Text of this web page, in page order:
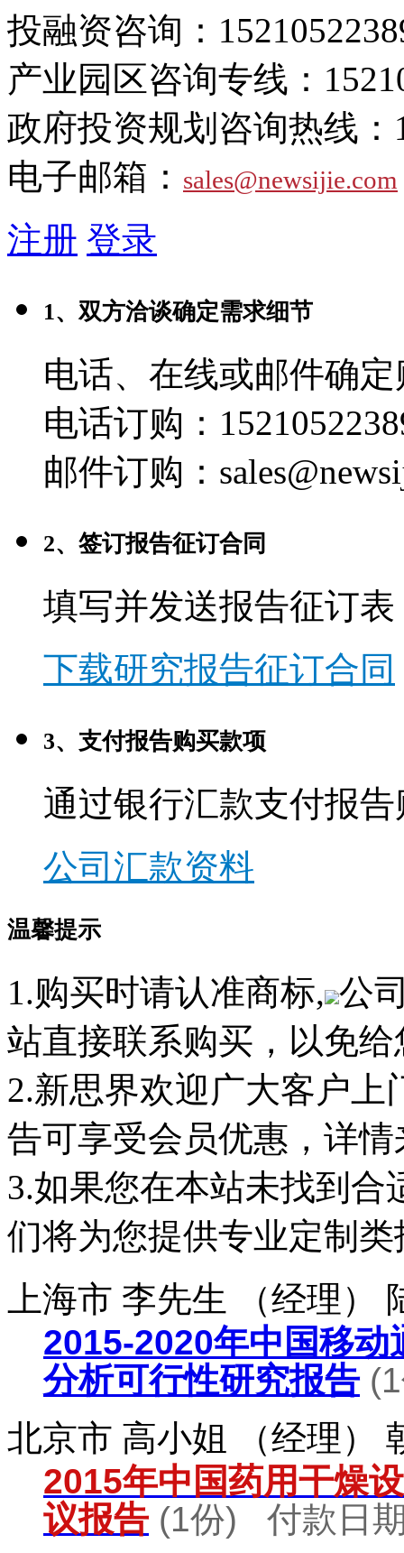
投融资咨询：
产业园区咨询专线：
政府投资规划咨询热线：
电子邮箱： sales@newsijie.com
注册 登录
1、双方洽谈确定需求细节
电话、在线或邮件确
电话订购：
邮件订购：
2、签订报告征订合同
填写并发送报告征订表
下载研究报告征订合同
3、支付报告购买款项
通过银行汇款支付报
公司汇款资料
温馨提示
1.购买时请认准商标, 公
站直接联系购买，以免
2.新思界欢迎广大客户
告可享受会员优惠，详
3.如果您在本站未找到
们将为您提供专业定制类
上海市 李先生 （经理）
2015-2020年中国移
分析可行性研究报告(1
北京市 高小姐 （经理）
2015年中国药用干燥
议报告 (1份) 付款日